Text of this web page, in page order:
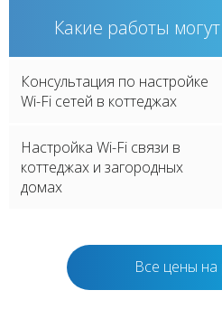
Какие работы
Консультация по настройке
Wi-Fi сетей в коттеджах
Настройка Wi-Fi связи в
коттеджах и загородных
домах
Все цены на